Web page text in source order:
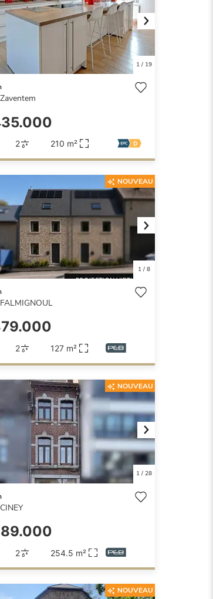
Next
1/ 19
Zaventem
2 210 m²
Next
1/ 8
NOUVEAU
FALMIGNOUL
2 127 m²
Next
1/ 28
NOUVEAU
CINEY
2 254.5 m²
NOUVEAU